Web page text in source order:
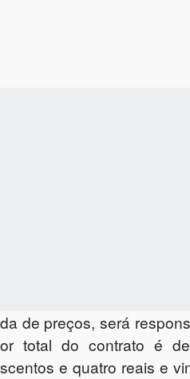
de preços, será
total do contrato é
e quatro reais e